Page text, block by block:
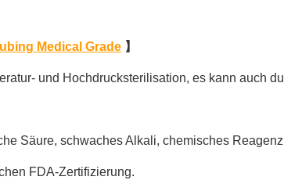
Medical Grade】
und Hochdrucksterilisation, es kann auch
Säure, schwaches Alkali, chemisches
FDA-Zertifizierung.